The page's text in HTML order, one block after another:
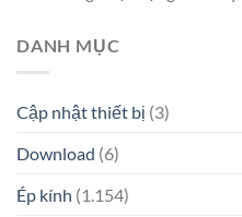
DANH MỤC
Cập nhật thiết bị (3)
Download (6)
Ép kính (1.154)